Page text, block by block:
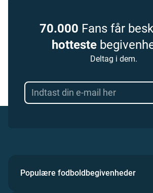
70.000 Fans får
hotteste
Deltag i dem.
Populære fodboldbegivenheder